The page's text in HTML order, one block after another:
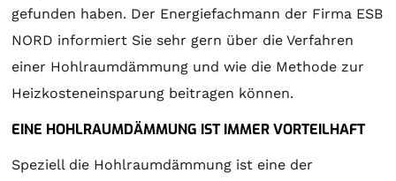
gefunden haben. Der Energiefachmann der Firma ESB
NORD informiert Sie sehr gern über die Verfahren
einer Hohlraumdämmung und wie die Methode zur
Heizkosteneinsparung beitragen können.
EINE HOHLRAUMDÄMMUNG IST IMMER VORTEILHAFT
Speziell die Hohlraumdämmung ist eine der